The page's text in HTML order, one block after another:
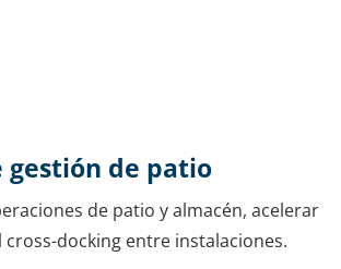
gestión de patio
de patio y almacén, acelerar
cross-docking entre instalaciones.